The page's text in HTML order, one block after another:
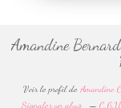
Amandine
Voir le profil de Amandine
Signaler un abus
C.G.U.